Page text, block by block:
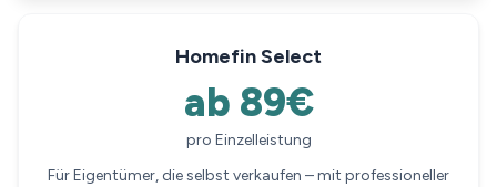
Homefin Select
ab 89€
pro Einzelleistung
Für Eigentümer, die selbst verkaufen – mit professioneller